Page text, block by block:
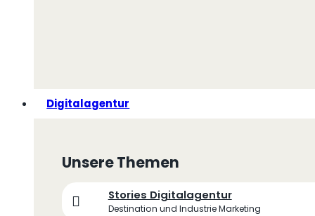
Digitalagentur
Unsere Themen
Stories Digitalagentur
Destination und Industrie Marketing